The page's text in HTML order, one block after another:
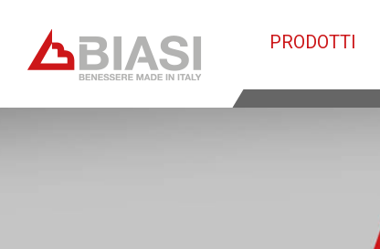
PRODOTTI